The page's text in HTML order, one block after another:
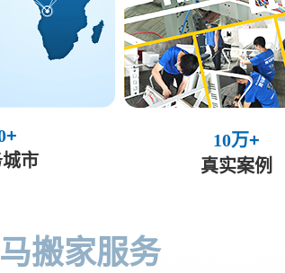
+
市
10万+
真实案例
搬家服务